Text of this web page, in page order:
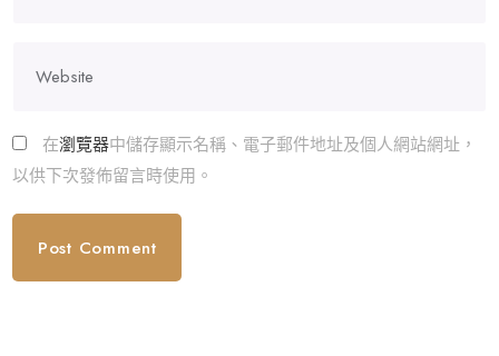
在瀏覽器中儲存顯示名稱、電子郵件地址及個人網站網址，
以供下次發佈留言時使用。